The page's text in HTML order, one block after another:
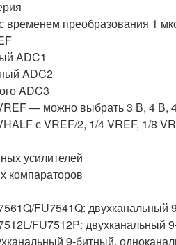
преобразования 1
ADC1
ADC2
ADC3
— можно выбрать 3 В, 4 В,
с VREF/2, 1/4 VREF, 1/8
усилителей
компараторов
FU7541Q: двухканальный
FU7512P: двухканальный
9-битный,